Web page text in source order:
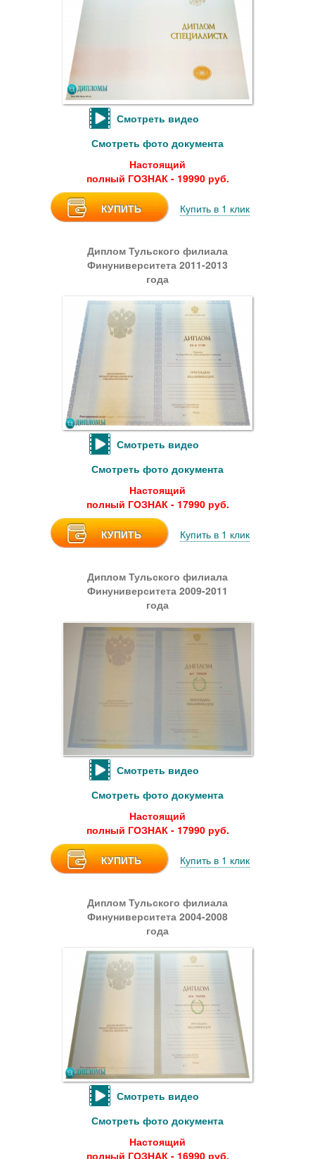
Смотреть видео
Смотреть фото документа
Настоящий
полный ГОЗНАК - 19990 руб.
КУПИТЬ Купить в 1 клик
Диплом Тульского филиала
Финуниверситета 2011-2013
года
Смотреть видео
Смотреть фото документа
Настоящий
полный ГОЗНАК - 17990 руб.
КУПИТЬ Купить в 1 клик
Диплом Тульского филиала
Финуниверситета 2009-2011
года
Смотреть видео
Смотреть фото документа
Настоящий
полный ГОЗНАК - 17990 руб.
КУПИТЬ Купить в 1 клик
Диплом Тульского филиала
Финуниверситета 2004-2008
года
Смотреть видео
Смотреть фото документа
Настоящий
полный ГОЗНАК - 16990 руб.